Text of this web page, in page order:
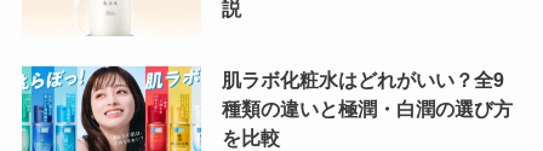
説
肌ラボ化粧水はどれがいい？全9
種類の違いと極潤・白潤の選び方
を比較